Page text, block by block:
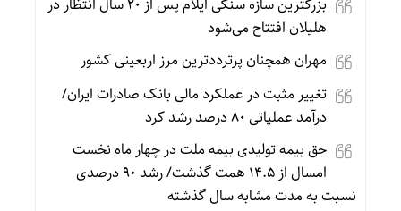
بزرگترین سازه سنگی ایلام پس از ۲۰ سال انتظار در
هلیلان افتتاح می‌شود
مهران همچنان پرترددترین مرز اربعینی کشور
تغییر مثبت در عملکرد مالی بانک صادرات ایران/
درآمد عملیاتی ۸۰ درصد رشد کرد
حق بیمه تولیدی بیمه ملت در چهار ماه نخست
امسال از ۱۴.۵ همت گذشت/ رشد ۹۰ درصدی
نسبت به مدت مشابه سال گذشته